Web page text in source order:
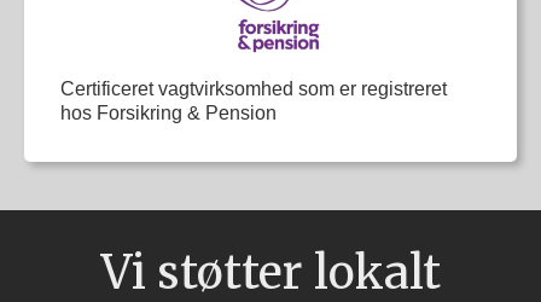
Certificeret vagtvirksomhed som er registreret
hos Forsikring & Pension
Vi støtter lokalt